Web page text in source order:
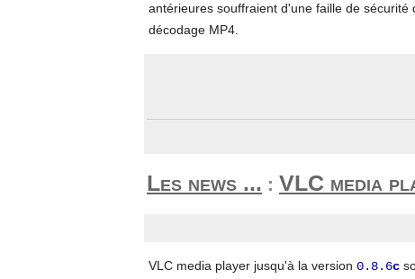
antérieures souffraient d'une faille de sécurité
décodage MP4.
Les news ... : VLC media
VLC media player jusqu'à la version 0.8.6c